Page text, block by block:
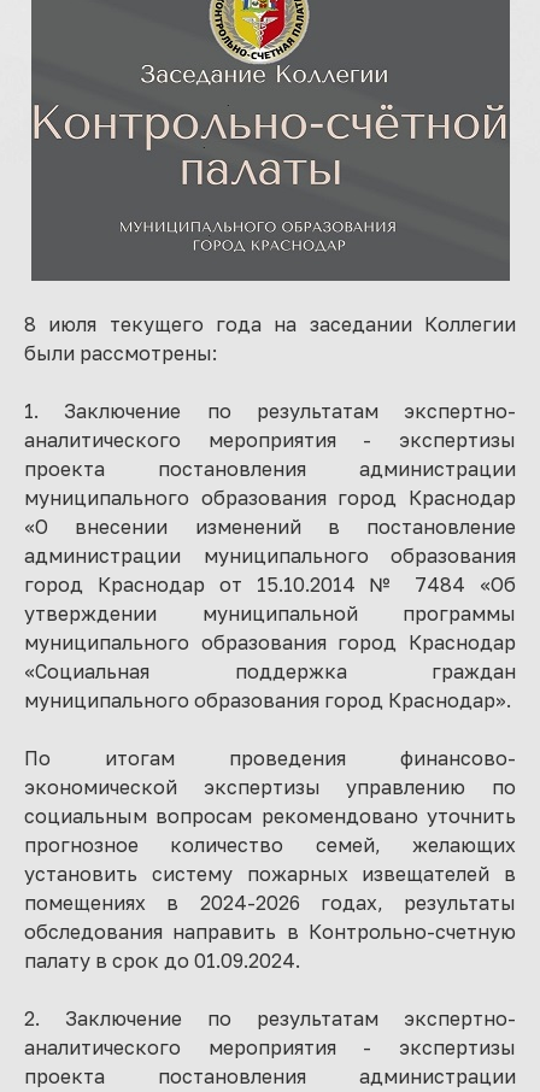
8 июля текущего года на заседании Коллегии
были рассмотрены:
1. Заключение по результатам экспертно-
аналитического мероприятия - экспертизы
проекта постановления администрации
муниципального образования город Краснодар
«О внесении изменений в постановление
администрации муниципального образования
город Краснодар от 15.10.2014 № 7484 «Об
утверждении муниципальной программы
муниципального образования город Краснодар
«Социальная поддержка граждан
муниципального образования город Краснодар».
По итогам проведения финансово-
экономической экспертизы управлению по
социальным вопросам рекомендовано уточнить
прогнозное количество семей, желающих
установить систему пожарных извещателей в
помещениях в 2024-2026 годах, результаты
обследования направить в Контрольно-счетную
палату в срок до 01.09.2024.
2. Заключение по результатам экспертно-
аналитического мероприятия - экспертизы
проекта постановления администрации